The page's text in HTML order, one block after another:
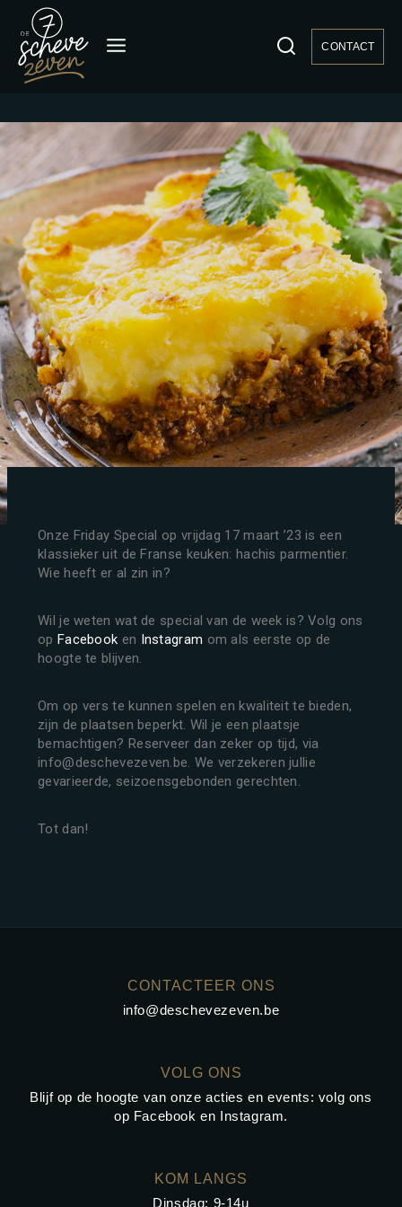
CONTACT
Onze Friday Special op vrijdag 17 maart ’23 is een
klassieker uit de Franse keuken: hachis parmentier.
Wie heeft er al zin in?
Wil je weten wat de special van de week is? Volg ons
op Facebook en Instagram om als eerste op de
hoogte te blijven.
Om op vers te kunnen spelen en kwaliteit te bieden,
zijn de plaatsen beperkt. Wil je een plaatsje
bemachtigen? Reserveer dan zeker op tijd, via
info@deschevezeven.be. We verzekeren jullie
gevarieerde, seizoensgebonden gerechten.
Tot dan!
CONTACTEER ONS
info@deschevezeven.be
VOLG ONS
Blijf op de hoogte van onze acties en events: volg ons
op Facebooken Instagram.
KOM LANGS
Dinsdag: 9-14u